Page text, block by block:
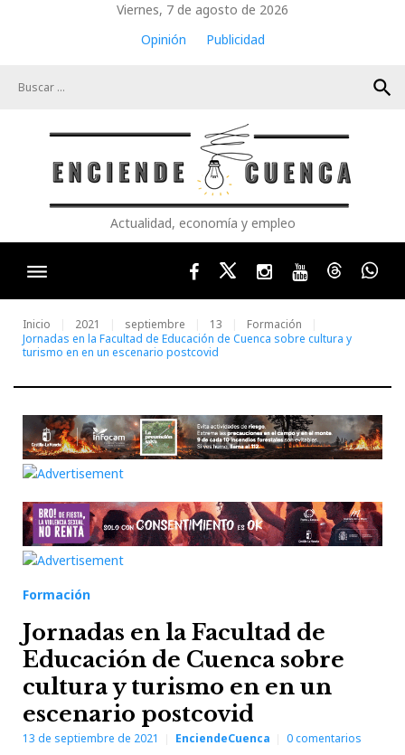
Viernes, 7 de agosto de 2026
Opinión
Publicidad
search
Actualidad, economía y empleo
FacebookTwitterInstagram
YoutubeThreads
Inicio 2021 septiembre 13
Formación
Jornadas en la Facultad de Educación de Cuenca sobre cultura y
turismo en en un escenario postcovid
Formación
Jornadas en la Facultad de
Educación de Cuenca sobre
cultura y turismo en en un
escenario postcovid
13 de septiembre de 2021 EnciendeCuenca 0comentarios